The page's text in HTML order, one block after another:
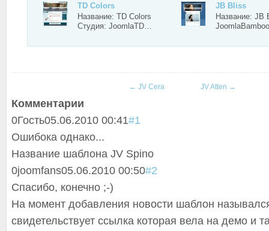
TD Colors
Название: TD Colors
Студия: JoomlaTD…
JB Bliss
Название: JB
← JV Cera JV Atten →
Комментарии
0Гость05.06.2010 00:41#1
Ошибока однако...
Название шаблона JV Spino
0joomfans05.06.2010 00:50#2
Спасибо, конечно ;-)
На момент добавления новости шаблон
свидетельствует ссылка которая вела на демо и